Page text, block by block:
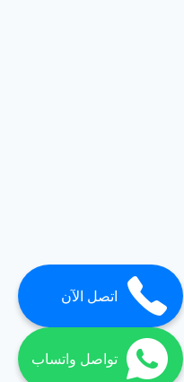
اتصل الآن
تواصل واتساب